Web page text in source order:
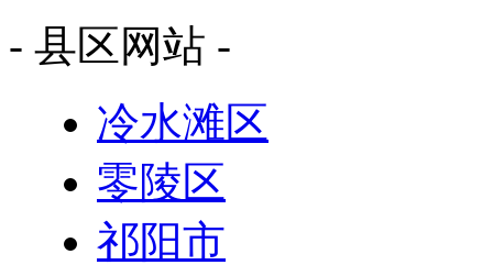
- 县区网站 -
冷水滩区
零陵区
祁阳市